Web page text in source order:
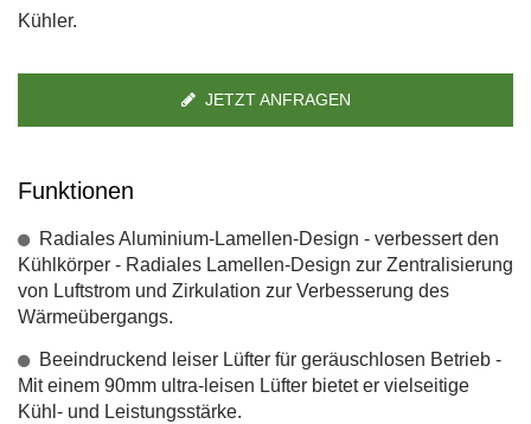
Kühler.
JETZT ANFRAGEN
Funktionen
Radiales Aluminium-Lamellen-Design - verbessert den
Kühlkörper - Radiales Lamellen-Design zur Zentralisierung
von Luftstrom und Zirkulation zur Verbesserung des
Wärmeübergangs.
Beeindruckend leiser Lüfter für geräuschlosen Betrieb -
Mit einem 90mm ultra-leisen Lüfter bietet er vielseitige
Kühl- und Leistungsstärke.